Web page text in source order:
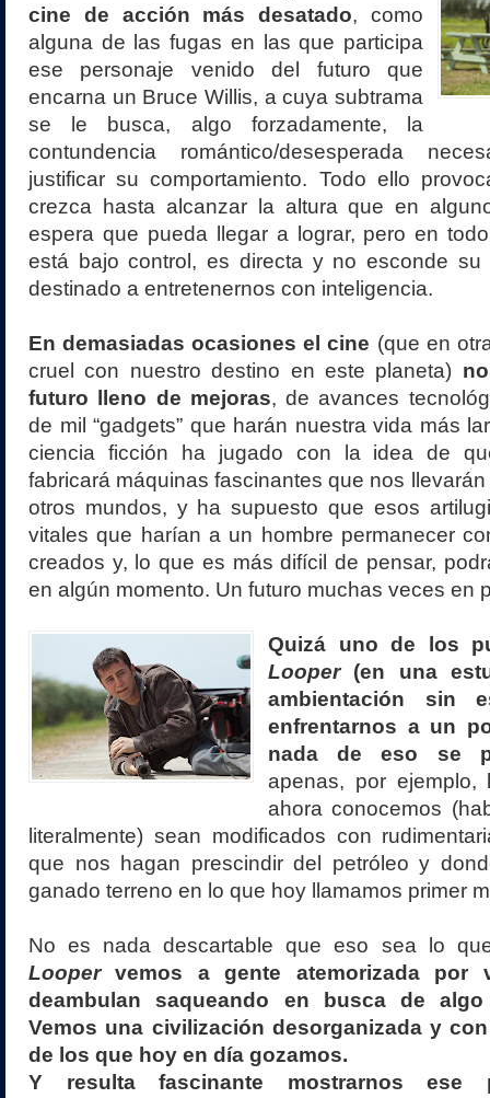
cine de acción más desatado, como
alguna de las fugas en las que participa
ese personaje venido del futuro que
encarna un Bruce Willis, a cuya subtrama
se le busca, algo forzadamente, la
contundencia romántico/desesperada
justificar su comportamiento. Todo ello
crezca hasta alcanzar la altura que en
espera que pueda llegar a lograr, pero en
está bajo control, es directa y no esconde su
destinado a entretenernos con inteligencia.
En demasiadas ocasiones el cine (que en
cruel con nuestro destino en este planeta)
futuro lleno de mejoras, de avances
de mil “gadgets” que harán nuestra vida más
ciencia ficción ha jugado con la idea de
fabricará máquinas fascinantes que nos
otros mundos, y ha supuesto que esos
vitales que harían a un hombre permanecer
creados y, lo que es más difícil de pensar,
en algún momento. Un futuro muchas veces en
Quizá uno de los
Looper(en una
ambientación sin
enfrentarnos a un
nada de eso se
apenas, por ejemplo,
ahora conocemos
literalmente) sean modificados con
que nos hagan prescindir del petróleo y
ganado terreno en lo que hoy llamamos primer
No es nada descartable que eso sea lo
Loopervemos a gente atemorizada por
deambulan saqueando en busca de
Vemos una civilización desorganizada y
de los que hoy en día gozamos.
Y resulta fascinante mostrarnos ese